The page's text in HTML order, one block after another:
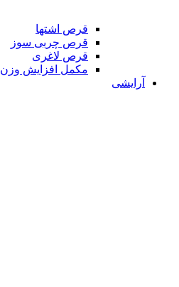
قرص اشتها
قرص چربی سوز
قرص لاغری
مکمل افزایش وزن
آرایشی